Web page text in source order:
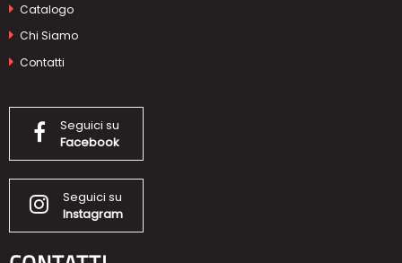
Catalogo
Chi Siamo
Contatti
Seguici su
Facebook
Seguici su
Instagram